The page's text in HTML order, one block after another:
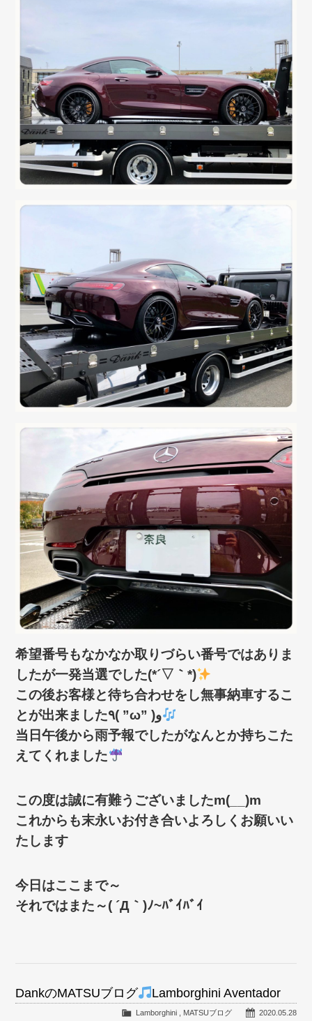
希望番号もなかなか取りづらい番号ではありま
したが一発当選でした(*´▽｀*)
この後お客様と待ち合わせをし無事納車するこ
とが出来ました٩( ”ω” )و
当日午後から雨予報でしたがなんとか持ちこた
えてくれました
この度は誠に有難うございましたm(__)m
これからも末永いお付き合いよろしくお願いい
たします
今日はここまで～
それではまた～( ´Д｀)ﾉ~ﾊﾞｲﾊﾞｲ
DankのMATSUブログ Lamborghini Aventador
2020.05.28
Lamborghini, MATSUブログ